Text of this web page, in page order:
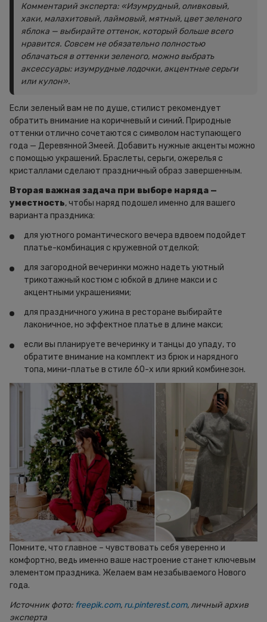
Комментарий эксперта: «Изумрудный, оливковый,
хаки, малахитовый, лаймовый, мятный, цвет зеленого
яблока — выбирайте оттенок, который больше всего
нравится. Совсем не обязательно полностью
облачаться в оттенки зеленого, можно выбрать
аксессуары: изумрудные лодочки, акцентные серьги
или кулон».
Если зеленый вам не по душе, стилист рекомендует
обратить внимание на коричневый и синий. Природные
оттенки отлично сочетаются с символом наступающего
года — Деревянной Змеей. Добавить нужные акценты можно
с помощью украшений. Браслеты, серьги, ожерелья с
кристаллами сделают праздничный образ завершенным.
Вторая важная задача при выборе наряда —
уместность, чтобы наряд подошел именно для вашего
варианта праздника:
для уютного романтического вечера вдвоем подойдет
платье-комбинация с кружевной отделкой;
для загородной вечеринки можно надеть уютный
трикотажный костюм с юбкой в длине макси и с
акцентными украшениями;
для праздничного ужина в ресторане выбирайте
лаконичное, но эффектное платье в длине макси;
если вы планируете вечеринку и танцы до упаду, то
обратите внимание на комплект из брюк и нарядного
топа, мини-платье в стиле 60-х или яркий комбинезон.
Помните, что главное – чувствовать себя уверенно и
комфортно, ведь именно ваше настроение станет ключевым
элементом праздника. Желаем вам незабываемого Нового
года.
Источник фото: freepik.com, ru.pinterest.com, личный архив
эксперта